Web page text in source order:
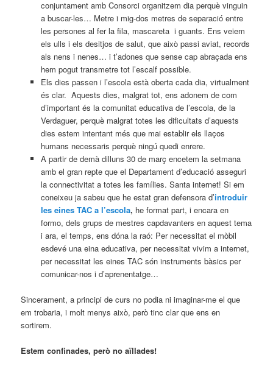
conjuntament amb Consorci organitzem dia perquè vinguin
a buscar-les… Metre i mig-dos metres de separació entre
les persones al fer la fila, mascareta i guants. Ens veiem
els ulls i els desitjos de salut, que això passi aviat, records
als nens i nenes… i t’adones que sense cap abraçada ens
hem pogut transmetre tot l’escalf possible.
Els dies passen i l’escola està oberta cada dia, virtualment
és clar. Aquests dies, malgrat tot, ens adonem de com
d’important és la comunitat educativa de l’escola, de la
Verdaguer, perquè malgrat totes les dificultats d’aquests
dies estem intentant més que mai establir els llaços
humans necessaris perquè ningú quedi enrere.
A partir de demà dilluns 30 de març encetem la setmana
amb el gran repte que el Departament d’educació asseguri
la connectivitat a totes les famílies. Santa internet! Si em
coneixeu ja sabeu que he estat gran defensora d’introduir
les eines TAC a l’escola, he format part, i encara en
formo, dels grups de mestres capdavanters en aquest tema
i ara, el temps, ens dóna la raó: Per necessitat el mòbil
esdevé una eina educativa, per necessitat vivim a internet,
per necessitat les eines TAC són instruments bàsics per
comunicar-nos i d’aprenentatge…
Sincerament, a principi de curs no podia ni imaginar-me el que
em trobaria, i molt menys això, però tinc clar que ens en
sortirem.
Estem confinades, però no aïllades!